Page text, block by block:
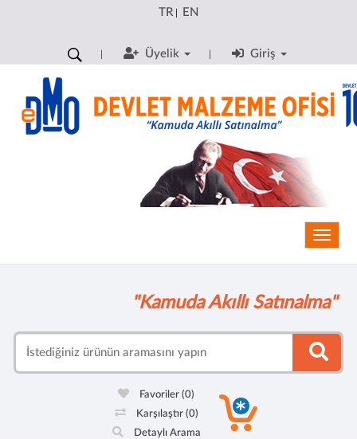
TR| EN
Üyelik Giriş
"Kamuda Akıllı Satınalma"
Favoriler(0)
Karşılaştır (0)
Detaylı Arama